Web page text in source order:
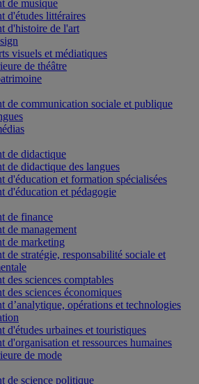
de musique
d'études littéraires
d'histoire de l'art
visuels et médiatiques
de théâtre
de communication sociale et publique
de didactique
de didactique des langues
d'éducation et formation spécialisées
d'éducation et pédagogie
de finance
de management
de marketing
de stratégie, responsabilité sociale et
des sciences comptables
des sciences économiques
d’analytique, opérations et technologies
d'études urbaines et touristiques
d'organisation et ressources humaines
de mode
de science politique